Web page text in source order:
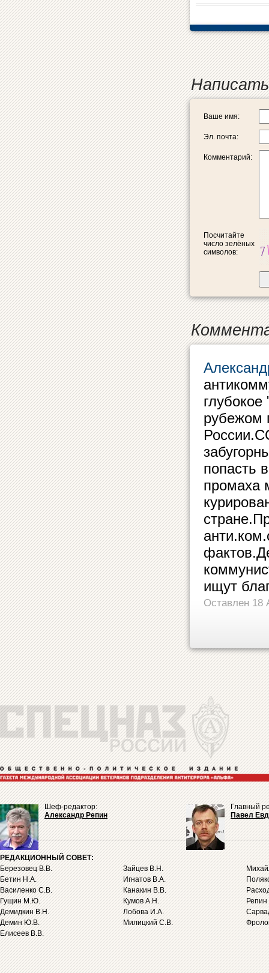
Ваше имя:
Эл. почта:
Комментарий:
Посчитайте
число зелёных
символов:
рубежом
попасть
промаха
ищут
Оставлен 18
Шеф-редактор:
Александр Репин
Главный
Павел
РЕДАКЦИОННЫЙ СОВЕТ:
Березовец В.В.
Бетин Н.А.
Василенко С.В.
Гущин М.Ю.
Демидкин В.Н.
Демин Ю.В.
Елисеев В.В.
Зайцев В.Н.
Игнатов В.А.
Канакин В.В.
Кумов А.Н.
Лобова И.А.
Милицкий С.В.
Репин